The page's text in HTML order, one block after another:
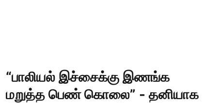
“பாலியல் இச்சைக்கு இணங்க
மறுத்த பெண் கொலை” - தனியாக